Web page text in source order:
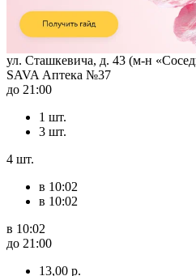
ул. Сташкевича, д. 43 (м-н
SAVA Аптека №37
до 21:00
1 шт.
3 шт.
4 шт.
в 10:02
в 10:02
в 10:02
до 21:00
13,00 р.